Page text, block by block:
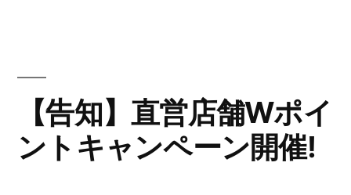
【告知】直営店舗Wポイ
ントキャンペーン開催!